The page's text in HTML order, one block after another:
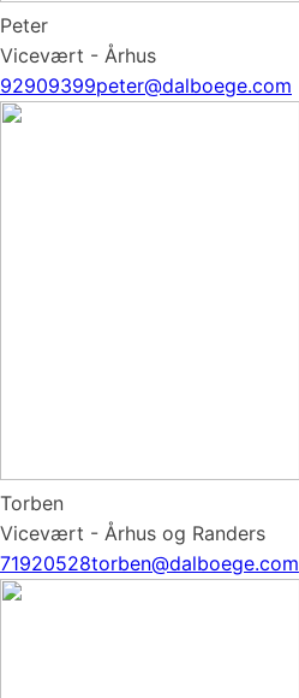
Peter
Vicevært - Århus
92909399peter@dalboege.com
Torben
Vicevært - Århus og Randers
71920528torben@dalboege.com